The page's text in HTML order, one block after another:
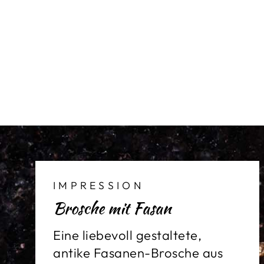
IMPRESSION
Brosche mit Fasan
Eine liebevoll gestaltete,
antike Fasanen-Brosche aus